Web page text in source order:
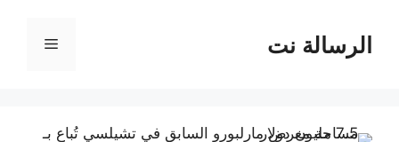
المحتوىالرسالة نت القائمة